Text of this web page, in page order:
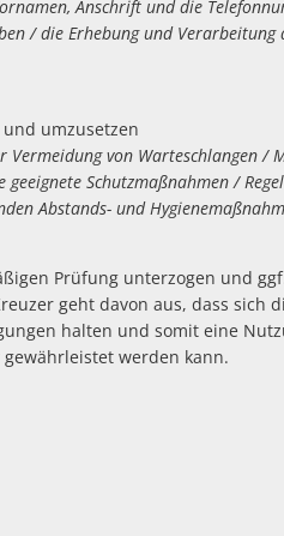
Anschrift und die
Erhebung und Verarbeitung
umzusetzen
von Warteschlangen /
Schutzmaßnahmen /
und
Prüfung unterzogen und
geht davon aus, dass sich
halten und somit eine
werden kann.